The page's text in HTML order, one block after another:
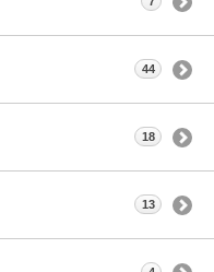
44
18
13